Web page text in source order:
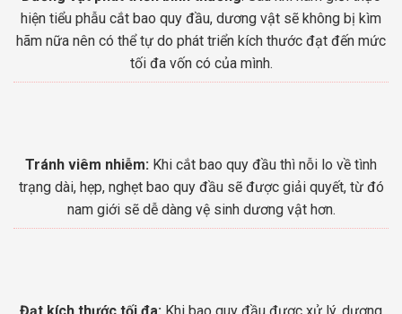
hiện tiểu phẫu cắt bao quy đầu, dương vật sẽ không bị kìm
hãm nữa nên có thể tự do phát triển kích thước đạt đến mức
tối đa vốn có của mình.
Tránh viêm nhiễm: Khi cắt bao quy đầu thì nỗi lo về tình
trạng dài, hẹp, nghẹt bao quy đầu sẽ được giải quyết, từ đó
nam giới sẽ dễ dàng vệ sinh dương vật hơn.